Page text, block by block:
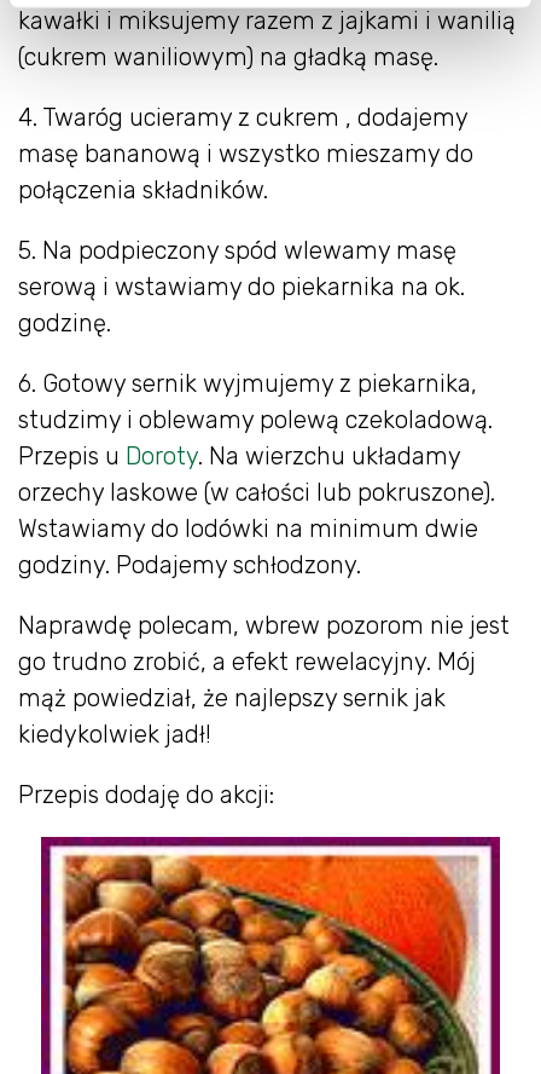
kawałki i miksujemy razem z jajkami i wanilią
(cukrem waniliowym) na gładką masę.
4. Twaróg ucieramy z cukrem , dodajemy
masę bananową i wszystko mieszamy do
połączenia składników.
5. Na podpieczony spód wlewamy masę
serową i wstawiamy do piekarnika na ok.
godzinę.
6. Gotowy sernik wyjmujemy z piekarnika,
studzimy i oblewamy polewą czekoladową.
Przepis u Doroty. Na wierzchu układamy
orzechy laskowe (w całości lub pokruszone).
Wstawiamy do lodówki na minimum dwie
godziny. Podajemy schłodzony.
Naprawdę polecam, wbrew pozorom nie jest
go trudno zrobić, a efekt rewelacyjny. Mój
mąż powiedział, że najlepszy sernik jak
kiedykolwiek jadł!
Przepis dodaję do akcji: